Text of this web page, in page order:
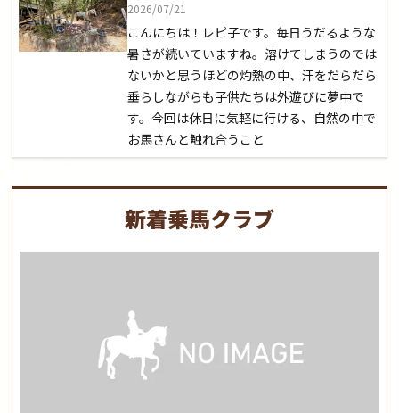
2026/07/21
こんにちは！レピ子です。毎日うだるような
暑さが続いていますね。溶けてしまうのでは
ないかと思うほどの灼熱の中、汗をだらだら
垂らしながらも子供たちは外遊びに夢中で
す。今回は休日に気軽に行ける、自然の中で
お馬さんと触れ合うこと
新着乗馬クラブ